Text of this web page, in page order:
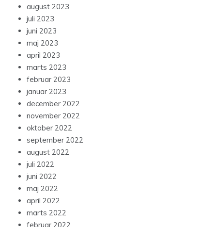
august 2023
juli 2023
juni 2023
maj 2023
april 2023
marts 2023
februar 2023
januar 2023
december 2022
november 2022
oktober 2022
september 2022
august 2022
juli 2022
juni 2022
maj 2022
april 2022
marts 2022
februar 2022